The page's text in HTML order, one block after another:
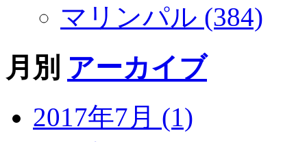
マリンパル (384)
月別 アーカイブ
2017年7月 (1)